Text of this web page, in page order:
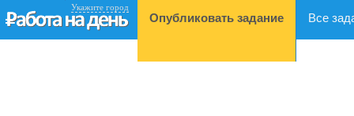
Укажите город
Опубликовать задание Все